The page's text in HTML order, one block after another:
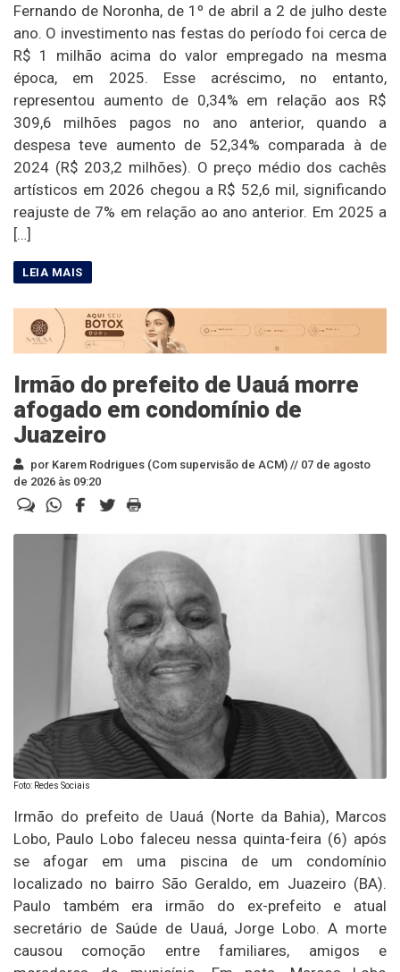
Fernando de Noronha, de 1º de abril a 2 de julho deste
ano. O investimento nas festas do período foi cerca de
R$ 1 milhão acima do valor empregado na mesma
época, em 2025. Esse acréscimo, no entanto,
representou aumento de 0,34% em relação aos R$
309,6 milhões pagos no ano anterior, quando a
despesa teve aumento de 52,34% comparada à de
2024 (R$ 203,2 milhões). O preço médio dos cachês
artísticos em 2026 chegou a R$ 52,6 mil, significando
reajuste de 7% em relação ao ano anterior. Em 2025 a
[…]
Irmão do prefeito de Uauá morre
afogado em condomínio de
Juazeiro
por Karem Rodrigues (Com supervisão de ACM) // 07 de agosto
de 2026 às 09:20
Foto: Redes Sociais
Irmão do prefeito de Uauá (Norte da Bahia), Marcos
Lobo, Paulo Lobo faleceu nessa quinta-feira (6) após
se afogar em uma piscina de um condomínio
localizado no bairro São Geraldo, em Juazeiro (BA).
Paulo também era irmão do ex-prefeito e atual
secretário de Saúde de Uauá, Jorge Lobo. A morte
causou comoção entre familiares, amigos e